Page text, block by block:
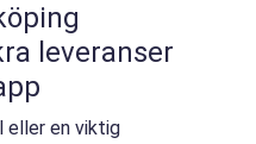
leveranser
eller en viktig